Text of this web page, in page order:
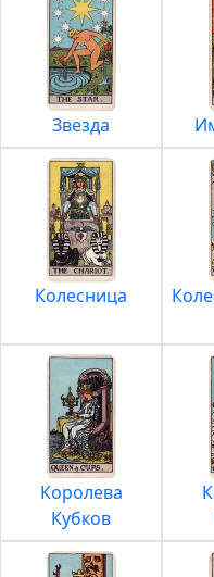
Звезда
Колесница
Королева
Кубков